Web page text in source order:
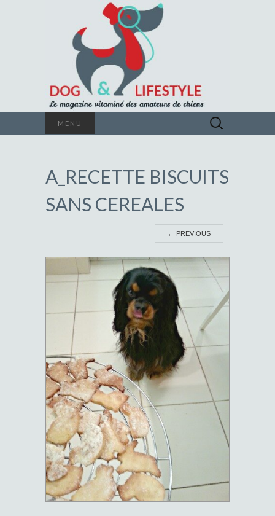
LIFESTYLE
Le magazine vitaminé des amateurs de
chiens
MENU Rechercher :
A_RECETTE BISCUITS
SANS CEREALES
← PREVIOUS